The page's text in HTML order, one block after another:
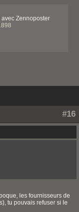
Zennoposter
#16
les fournisseurs de
tu pouvais refuser si le